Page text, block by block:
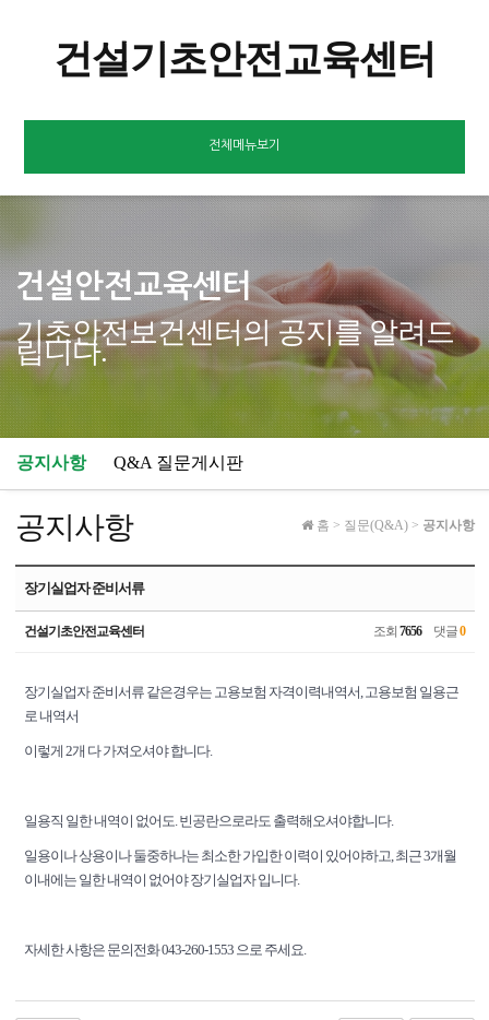
건설기초안전교육센터
전체메뉴보기
건설안전교육센터
기초안전보건센터의 공지를 알려드
립니다.
공지사항 Q&A 질문게시판
공지사항 홈 > 질문(Q&A)> 공지사항
장기실업자 준비서류
건설기초안전교육센터 조회 7656댓글0
장기실업자 준비서류 같은경우는 고용보험 자격이력내역서, 고용보험 일용근
로 내역서
이렇게 2개 다 가져오셔야 합니다.
일용직 일한 내역이 없어도. 빈공란으로라도 출력해오셔야합니다.
일용이나 상용이나 둘중하나는 최소한 가입한 이력이 있어야하고, 최근 3개월
이내에는 일한 내역이 없어야 장기실업자 입니다.
자세한 사항은 문의전화 043-260-1553 으로 주세요.